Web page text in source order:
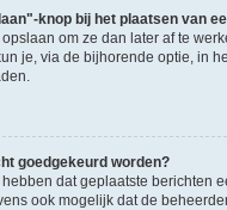
knop bij het plaatsen van
om ze dan later af te
je, via de bijhorende optie, in
goedgekeurd worden?
dat geplaatste berichten
ook mogelijk dat de